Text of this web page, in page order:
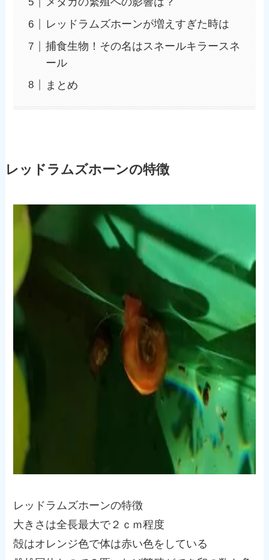
レッドラムズホーンが増えすぎた時は
捕食生物！その名はスネールキラースネ
ール
まとめ
レッドラムズホーンの特徴
レッドラムズホーンの特徴
大きさは全長最大で２ｃｍ程度
殻はオレンジ色で体は赤い色をしている